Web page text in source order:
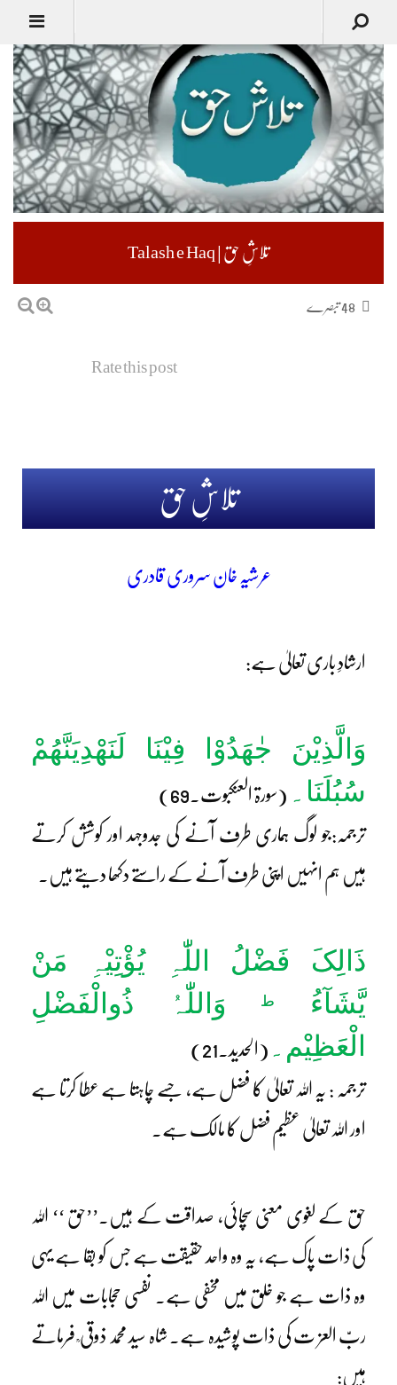
تلاشِ حق | Talash e Haq
Rate this post
تلاشِ حق
عرشیہ خان سروری قادری
ارشادِ باری تعالیٰ ہے:
وَالَّذِیْنَ جٰھَدُوْا فِیْنَا لَنَھْدِیَنَّھُمْ
سُبُلَنَا۔ (سورۃ العنکبوت۔69)
ترجمہ:جو لوگ ہماری طرف آنے کی جدوجہد اور کوشش کرتے
ہیں ہم انہیں اپنی طرف آنے کے راستے دکھا دیتے ہیں۔
ذَالِکَ فَضْلُ اللّٰہِ یُؤْتِیْہِ مَنْ
یَّشَآءُ
ط
وَاللّٰہُ ذُوالْفَضْلِ
الْعَظِیْم۔ (الحدید۔21)
ترجمہ : یہ اللہ تعالیٰ کا فضل ہے، جسے چاہتا ہے عطا کرتا ہے
اور اللہ تعالیٰ عظیم فضل کا مالک ہے۔
حق کے لغوی معنی سچائی، صداقت کے ہیں۔’’حق ‘‘ اللہ
کی ذات پاک ہے، یہ وہ واحد حقیقت ہے جس کو بقا ہے یہی
وہ ذات ہے جو خلق میں مخفی ہے۔ نفسی حجابات میں اللہ
ربّ العز ت کی ذات پوشیدہ ہے۔ شاہ سید محمد ذوقی ؒ فرماتے
ہیں: